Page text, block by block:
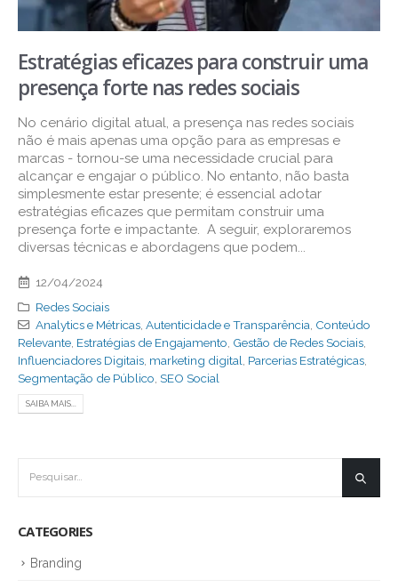
Estratégias eficazes para construir uma
presença forte nas redes sociais
No cenário digital atual, a presença nas redes sociais
não é mais apenas uma opção para as empresas e
marcas - tornou-se uma necessidade crucial para
alcançar e engajar o público. No entanto, não basta
simplesmente estar presente; é essencial adotar
estratégias eficazes que permitam construir uma
presença forte e impactante. A seguir, exploraremos
diversas técnicas e abordagens que podem...
12/04/2024
Redes Sociais
Analytics e Métricas, Autenticidade e Transparência Conteúdo
Relevante Estratégias de Engajamento Gestão de Redes Sociais
Influenciadores Digitais marketing digital Parcerias Estratégicas
Segmentação de Público SEO Social
SAIBA MAIS...
CATEGORIES
Branding